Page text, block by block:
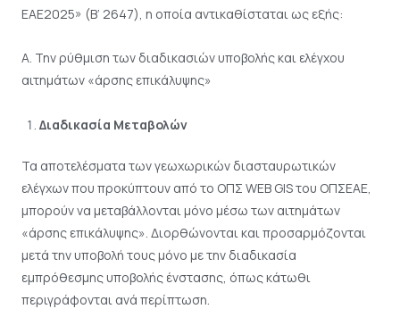
ΕΑΕ2025» (B’ 2647), η οποία αντικαθίσταται ως εξής:
Α. Την ρύθμιση των διαδικασιών υποβολής και ελέγχου
αιτημάτων «άρσης επικάλυψης»
Διαδικασία Μεταβολών
Τα αποτελέσματα των γεωχωρικών διασταυρωτικών
ελέγχων που προκύπτουν από το ΟΠΣ WEB GIS του ΟΠΣΕΑΕ,
μπορούν να μεταβάλλονται μόνο μέσω των αιτημάτων
«άρσης επικάλυψης». Διορθώνονται και προσαρμόζονται
μετά την υποβολή τους μόνο με την διαδικασία
εμπρόθεσμης υποβολής ένστασης, όπως κάτωθι
περιγράφονται ανά περίπτωση.